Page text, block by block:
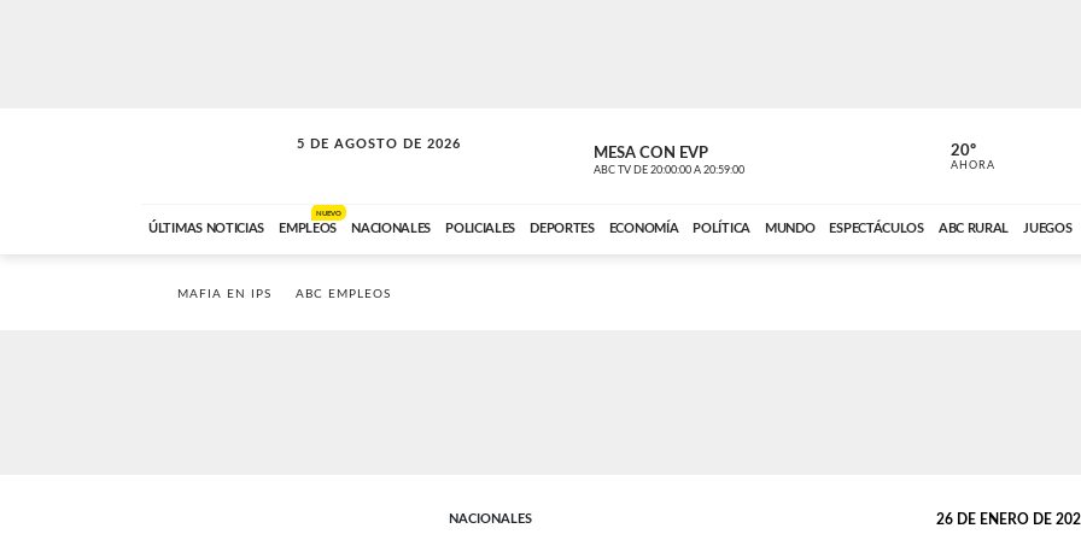
5 DE AGOSTO DE 2026
SOLO MÚSICA MESA CON EVP
ABC TV DE 20:00:00 A 20:59:00 ABC CARDINAL
20º
AHORA
ÚLTIMAS NOTICIAS EMPLEOS
NUEVO
NACIONALES POLICIALES DEPORTES ECONOMÍA POLÍTICA MUNDO ESPECTÁCULOS ABC RURAL JUEGOS
MAFIA EN IPS ABC EMPLEOS
NACIONALES 26 DE ENERO DE